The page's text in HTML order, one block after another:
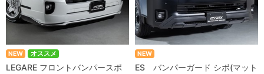
NEW オススメ
LEGARE フロントバンパースポ
NEW
ES バンパーガード シボ(マット